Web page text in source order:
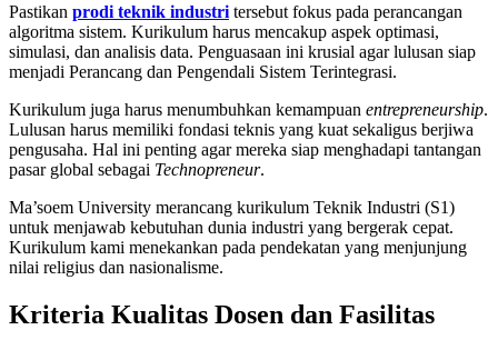
Pastikan prodi teknik industri tersebut fokus pada perancangan
algoritma sistem. Kurikulum harus mencakup aspek optimasi,
simulasi, dan analisis data. Penguasaan ini krusial agar lulusan siap
menjadi Perancang dan Pengendali Sistem Terintegrasi.
Kurikulum juga harus menumbuhkan kemampuan entrepreneurship.
Lulusan harus memiliki fondasi teknis yang kuat sekaligus berjiwa
pengusaha. Hal ini penting agar mereka siap menghadapi tantangan
pasar global sebagai Technopreneur.
Ma’soem University merancang kurikulum Teknik Industri (S1)
untuk menjawab kebutuhan dunia industri yang bergerak cepat.
Kurikulum kami menekankan pada pendekatan yang menjunjung
nilai religius dan nasionalisme.
Kriteria Kualitas Dosen dan Fasilitas